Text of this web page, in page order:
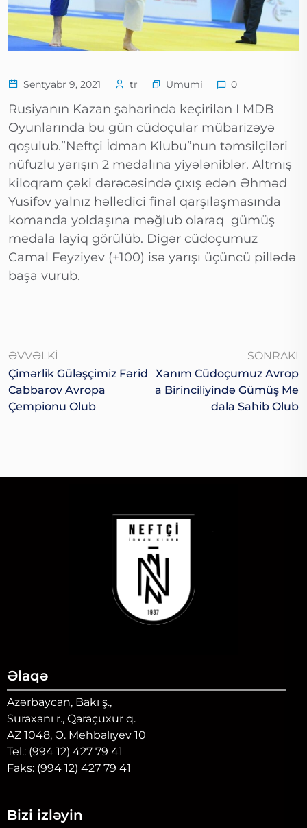
Sentyabr 9, 2021 tr Ümumi 0
Rusiyanın Kazan şəhərində keçirilən I MDB
Oyunlarında bu gün cüdoçular mübarizəyə
qoşulub.”Neftçi İdman Klubu”nun təmsilçiləri
nüfuzlu yarışın 2 medalına yiyələniblər. Altmış
kiloqram çəki dərəcəsində çıxış edən Əhməd
Yusifov yalnız həlledici final qarşılaşmasında
komanda yoldaşına məğlub olaraq gümüş
medala layiq görülüb. Digər cüdoçumuz
Camal Feyziyev (+100) isə yarışı üçüncü pillədə
başa vurub.
ƏVVƏLKI
Çimərlik Güləşçimiz Fərid
Cabbarov Avropa
Çempionu Olub
SONRAKI
Xanım Cüdoçumuz Avrop
A Birinciliyində Gümüş Me
Dala Sahib Olub
Əlaqə
Azərbaycan, Bakı ş.,
Suraxanı r., Qaraçuxur q.
AZ 1048, Ə. Mehbalıyev 10
Tel.: (994 12) 427 79 41
Faks: (994 12) 427 79 41
Bizi izləyin